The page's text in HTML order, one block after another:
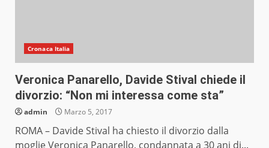
Cronaca Italia
Veronica Panarello, Davide Stival chiede il
divorzio: “Non mi interessa come sta”
admin Marzo 5, 2017
ROMA – Davide Stival ha chiesto il divorzio dalla
moglie Veronica Panarello, condannata a 30 ani di...